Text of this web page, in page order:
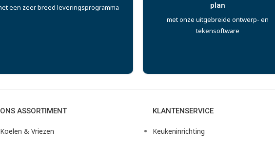
een zeer breed leveringsprogramma
plan
met onze uitgebreide ontwerp- en
tekensoftware
ONS ASSORTIMENT
Koelen & Vriezen
KLANTENSERVICE
Keukeninrichting